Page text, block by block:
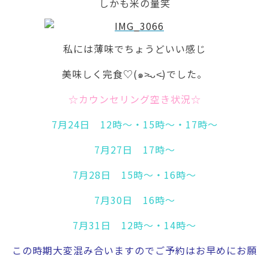
しかも米の量笑
私には薄味でちょうどいい感じ
美味しく完食♡(๑˃̵ᴗ˂̵)でした。
☆カウンセリング空き状況☆
7月24日 12時～・15時～・17時～
7月27日 17時～
7月28日 15時～・16時～
7月30日 16時～
7月31日 12時～・14時～
この時期大変混み合いますのでご予約はお早めにお願